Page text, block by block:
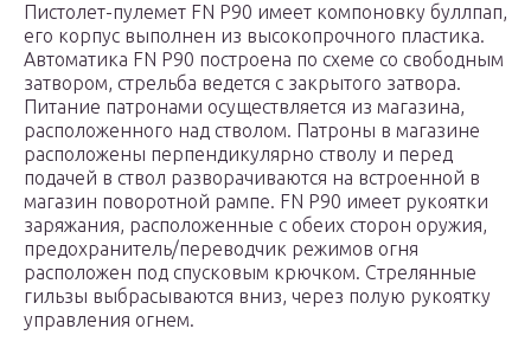
Пистолет-пулемет FN P90 имеет компоновку буллпап,
его корпус выполнен из высокопрочного пластика.
Автоматика FN P90 построена по схеме со свободным
затвором, стрельба ведется с закрытого затвора.
Питание патронами осуществляется из магазина,
расположенного над стволом. Патроны в магазине
расположены перпендикулярно стволу и перед
подачей в ствол разворачиваются на встроенной в
магазин поворотной рампе. FN P90 имеет рукоятки
заряжания, расположенные с обеих сторон оружия,
предохранитель/переводчик режимов огня
расположен под спусковым крючком. Стрелянные
гильзы выбрасываются вниз, через полую рукоятку
управления огнем.